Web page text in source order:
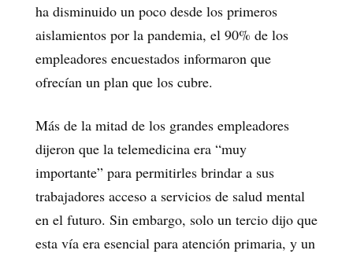
ha disminuido un poco desde los primeros
aislamientos por la pandemia, el 90% de los
empleadores encuestados informaron que
ofrecían un plan que los cubre.
Más de la mitad de los grandes empleadores
dijeron que la telemedicina era “muy
importante” para permitirles brindar a sus
trabajadores acceso a servicios de salud mental
en el futuro. Sin embargo, solo un tercio dijo que
esta vía era esencial para atención primaria, y un